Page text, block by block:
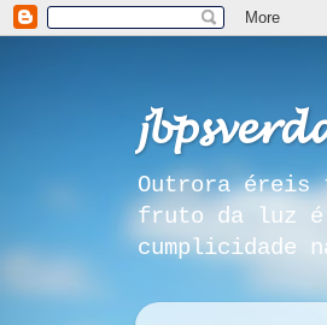
Outrora éreis
fruto da luz é
cumplicidade